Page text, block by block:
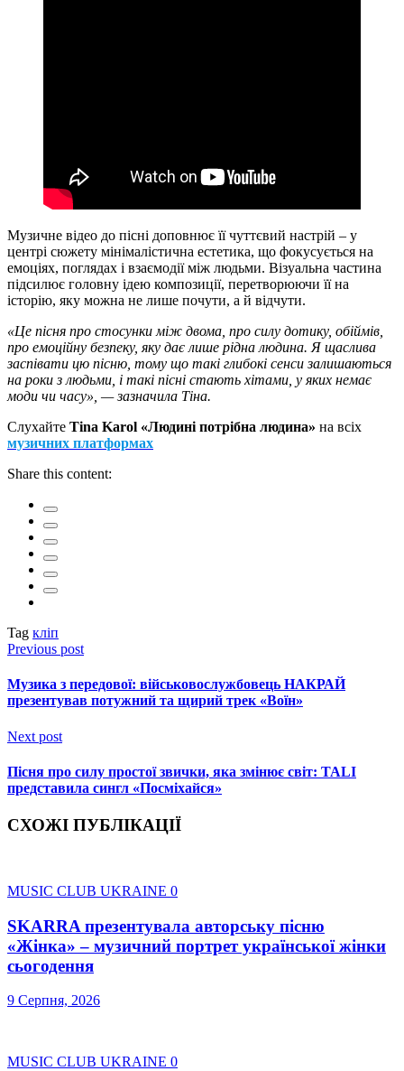
Музичне відео до пісні доповнює її чуттєвий настрій – у
центрі сюжету мінімалістична естетика, що фокусується на
емоціях, поглядах і взаємодії між людьми. Візуальна частина
підсилює головну ідею композиції, перетворюючи її на
історію, яку можна не лише почути, а й відчути.
«Це пісня про стосунки між двома, про силу дотику, обіймів,
про емоційну безпеку, яку дає лише рідна людина. Я щаслива
заспівати цю пісню, тому що такі глибокі сенси залишаються
на роки з людьми, і такі пісні стають хітами, у яких немає
моди чи часу», — зазначила Тіна.
Слухайте Tina Karol «Людині потрібна людина» на всіх
музичних платформах
Share this content:
Tag кліп
Previous post
Музика з передової: військовослужбовець НАКРАЙ
презентував потужний та щирий трек «Воїн»
Next post
Пісня про силу простої звички, яка змінює світ: TALI
представила сингл «Посміхайся»
СХОЖІ ПУБЛІКАЦІЇ
MUSIC CLUB UKRAINE 0
SKARRA презентувала авторську пісню
«Жінка» – музичний портрет української жінки
сьогодення
9 Серпня, 2026
MUSIC CLUB UKRAINE 0